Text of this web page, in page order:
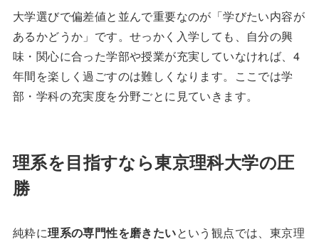
大学選びで偏差値と並んで重要なのが「学びたい内容が
あるかどうか」です。せっかく入学しても、自分の興
味・関心に合った学部や授業が充実していなければ、4
年間を楽しく過ごすのは難しくなります。ここでは学
部・学科の充実度を分野ごとに見ていきます。
理系を目指すなら東京理科大学の圧
勝
純粋に理系の専門性を磨きたいという観点では、東京理